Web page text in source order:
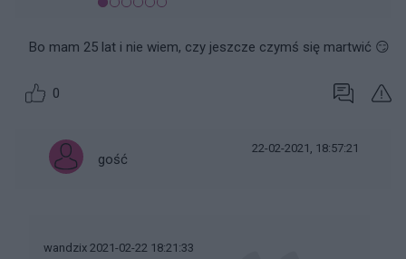
Bo mam 25 lat i nie wiem, czy jeszcze czymś się martwić 😏
0
gość
22-02-2021, 18:57:21
wandzix 2021-02-22 18:21:33